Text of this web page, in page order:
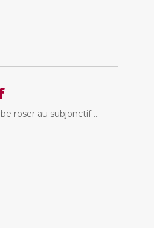
roser au subjonctif ...